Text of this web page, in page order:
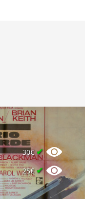
30€✔
25€✔